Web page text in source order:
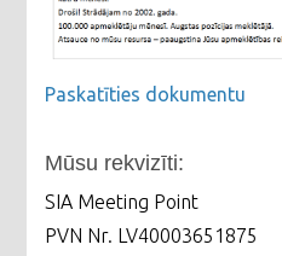
Paskatīties dokumentu
Mūsu rekvizīti:
SIA Meeting Point
PVN Nr. LV40003651875